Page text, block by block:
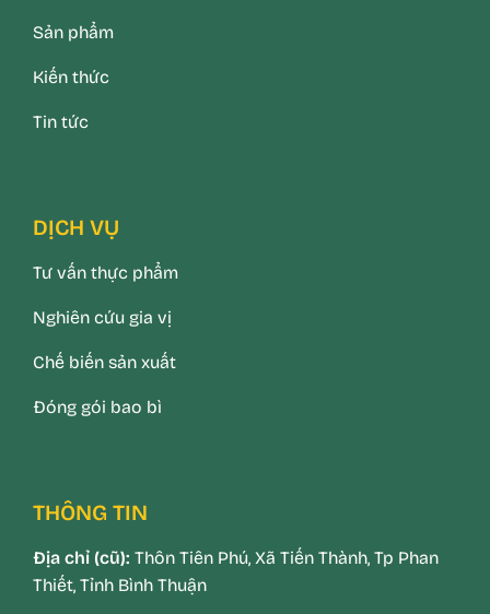
Sản phẩm
Kiến thức
Tin tức
DỊCH VỤ
Tư vấn thực phẩm
Nghiên cứu gia vị
Chế biến sản xuất
Đóng gói bao bì
THÔNG TIN
Địa chỉ (cũ): Thôn Tiên Phú, Xã Tiến Thành, Tp Phan
Thiết, Tỉnh Bình Thuận